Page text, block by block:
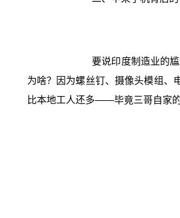
要说印度制造业的
为啥？因为螺丝钉、摄像头模组、
比本地工人还多——毕竟三哥自家